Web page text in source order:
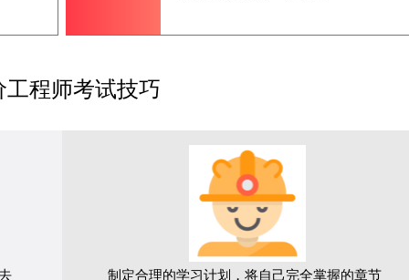
工程师考试技巧
制定合理的学习计划，将自己完全掌握的章节